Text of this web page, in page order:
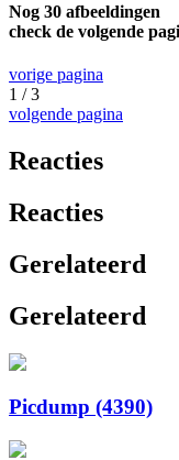
Nog 30 afbeeldingen
check de volgende
vorige pagina
1 / 3
volgende pagina
Reacties
Reacties
Gerelateerd
Gerelateerd
Picdump (4390)